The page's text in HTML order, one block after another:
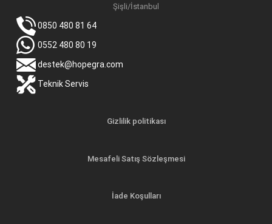
Şişli/İstanbul
0850 480 81 64
0552 480 80 19
destek@hopegra.com
Teknik Servis
Gizlilik politikası
Mesafeli Satış Sözleşmesi
İade Koşulları